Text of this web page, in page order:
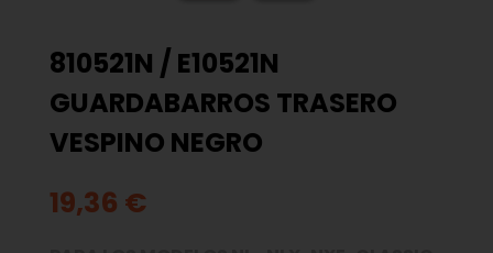
810521N / E10521N
GUARDABARROS TRASERO
VESPINO NEGRO
19,36 €